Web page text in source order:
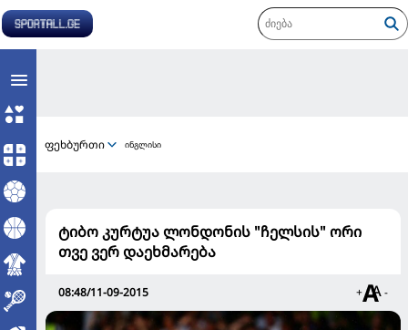
ფეხბურთი ინგლისი
ტიბო კურტუა ლონდონის "ჩელსის" ორი
თვე ვერ დაეხმარება
08:48/11-09-2015 + -